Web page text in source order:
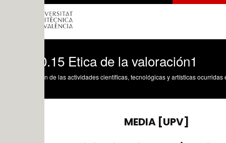
Etica de la valoración1
de las actividades científicas, tecnológicas y artísticas ocurridas en los tres